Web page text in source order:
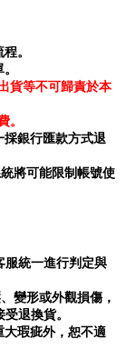
。
貨等不可歸責於本
。
採銀行匯款方式退
將可能限制帳號使
服統一進行判定與
變形或外觀損傷，
退換貨。
大瑕疵外，恕不適